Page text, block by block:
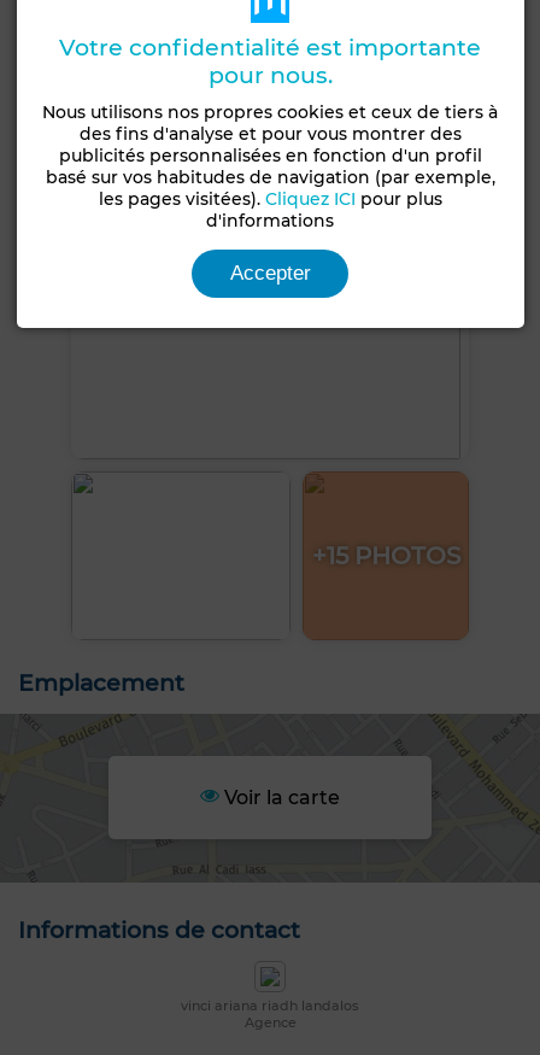
Double vitrage
Cuisine équipée Four
Voir plus de photos
+15 PHOTOS
Emplacement
Voir la carte
Informations de contact
vinci ariana riadh landalos
Agence
Votre confidentialité est importante
pour nous.
Nous utilisons nos propres cookies et ceux de tiers à
des fins d'analyse et pour vous montrer des
publicités personnalisées en fonction d'un profil
basé sur vos habitudes de navigation (par exemple,
les pages visitées). Cliquez ICI pour plus
d'informations
Accepter